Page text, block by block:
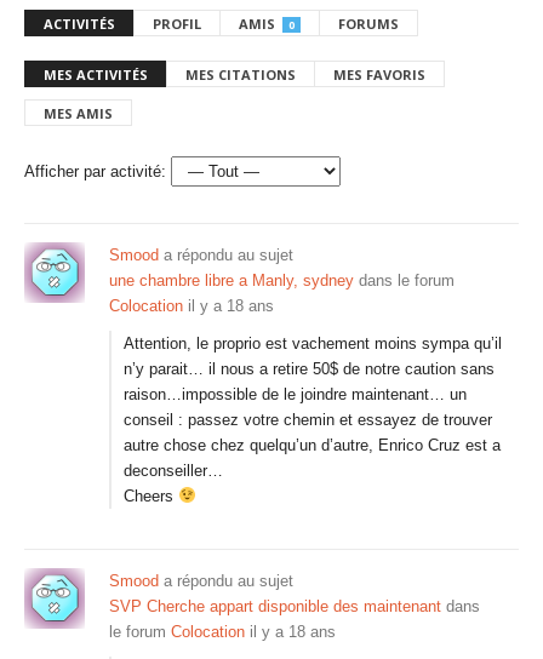
ACTIVITÉS PROFIL AMIS 0 FORUMS
MES ACTIVITÉS MES CITATIONS MES FAVORIS
MES AMIS
Afficher par activité:
Smood a répondu au sujet
une chambre libre a Manly, sydney dans le forum
Colocation il y a 18 ans
Attention, le proprio est vachement moins sympa qu’il
n’y parait… il nous a retire 50$ de notre caution sans
raison…impossible de le joindre maintenant… un
conseil : passez votre chemin et essayez de trouver
autre chose chez quelqu’un d’autre, Enrico Cruz est a
deconseiller…
Cheers
Smood a répondu au sujet
SVP Cherche appart disponible des maintenant dans
le forum Colocation il y a 18 ans